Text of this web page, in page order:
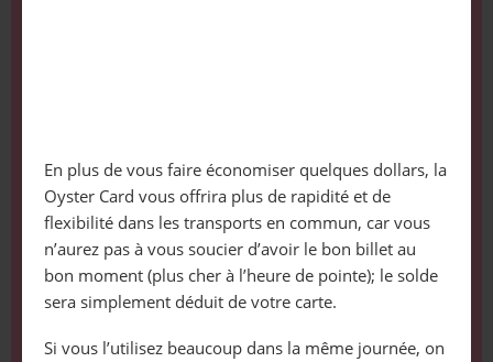
En plus de vous faire économiser quelques dollars, la
Oyster Card vous offrira plus de rapidité et de
flexibilité dans les transports en commun, car vous
n’aurez pas à vous soucier d’avoir le bon billet au
bon moment (plus cher à l’heure de pointe); le solde
sera simplement déduit de votre carte.
Si vous l’utilisez beaucoup dans la même journée, on